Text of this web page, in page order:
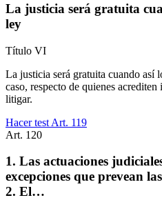
La justicia será gratuita
ley
Título VI
La justicia será gratuita cuando así
caso, respecto de quienes
litigar.
Hacer test Art. 119
Art. 120
1. Las actuaciones
excepciones que prevean
2. El…